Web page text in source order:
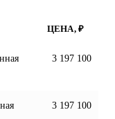
ЦЕНА, ₽
3 197 100
3 197 100